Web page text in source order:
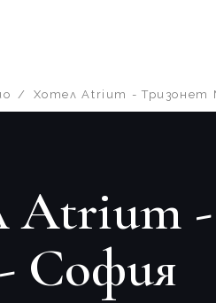
/ Хотел Atrium - Тризонет
Atrium
София